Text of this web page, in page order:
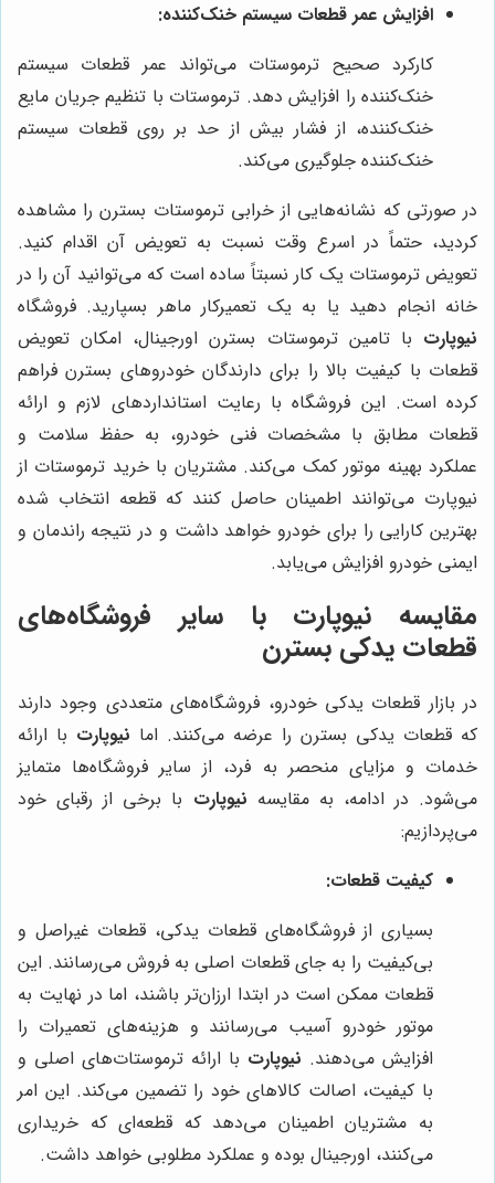
افزایش عمر قطعات سیستم خنک‌کننده:
کارکرد صحیح ترموستات می‌تواند عمر قطعات سیستم
خنک‌کننده را افزایش دهد. ترموستات با تنظیم جریان مایع
خنک‌کننده، از فشار بیش از حد بر روی قطعات سیستم
خنک‌کننده جلوگیری می‌کند.
در صورتی که نشانه‌هایی از خرابی ترموستات بسترن را مشاهده
کردید، حتماً در اسرع وقت نسبت به تعویض آن اقدام کنید.
تعویض ترموستات یک کار نسبتاً ساده است که می‌توانید آن را در
خانه انجام دهید یا به یک تعمیرکار ماهر بسپارید. فروشگاه
نیوپارت با تامین ترموستات بسترن اورجینال، امکان تعویض
قطعات با کیفیت بالا را برای دارندگان خودروهای بسترن فراهم
کرده است. این فروشگاه با رعایت استانداردهای لازم و ارائه
قطعات مطابق با مشخصات فنی خودرو، به حفظ سلامت و
عملکرد بهینه موتور کمک می‌کند. مشتریان با خرید ترموستات از
نیوپارت می‌توانند اطمینان حاصل کنند که قطعه انتخاب شده
بهترین کارایی را برای خودرو خواهد داشت و در نتیجه راندمان و
ایمنی خودرو افزایش می‌یابد.
مقایسه نیوپارت با سایر فروشگاه‌های
قطعات یدکی بسترن
در بازار قطعات یدکی خودرو، فروشگاه‌های متعددی وجود دارند
که قطعات یدکی بسترن را عرضه می‌کنند. اما نیوپارت با ارائه
خدمات و مزایای منحصر به فرد، از سایر فروشگاه‌ها متمایز
می‌شود. در ادامه، به مقایسه نیوپارت با برخی از رقبای خود
می‌پردازیم:
کیفیت قطعات:
بسیاری از فروشگاه‌های قطعات یدکی، قطعات غیراصل و
بی‌کیفیت را به جای قطعات اصلی به فروش می‌رسانند. این
قطعات ممکن است در ابتدا ارزان‌تر باشند، اما در نهایت به
موتور خودرو آسیب می‌رسانند و هزینه‌های تعمیرات را
افزایش می‌دهند. نیوپارت با ارائه ترموستات‌های اصلی و
با کیفیت، اصالت کالاهای خود را تضمین می‌کند. این امر
به مشتریان اطمینان می‌دهد که قطعه‌ای که خریداری
می‌کنند، اورجینال بوده و عملکرد مطلوبی خواهد داشت.